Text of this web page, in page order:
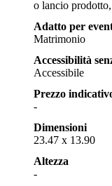
o lancio
Adatto per
Matrimonio
Accessibilità
Accessibile
Prezzo
-
Dimensioni
23.47 x 13.90
Altezza
-